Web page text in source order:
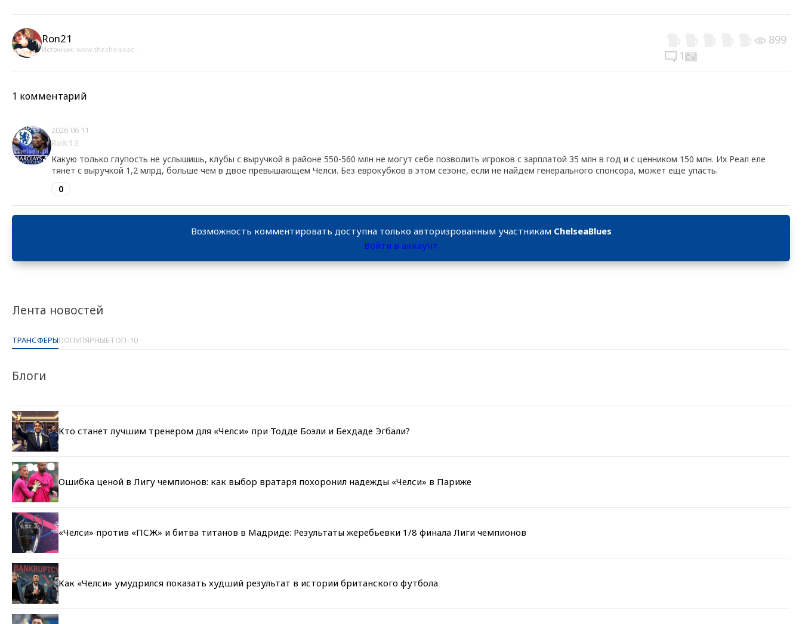
Лента новостей
ТРАНСФЕРЫПОПУЛЯРНЫЕТОП-10
Блоги
Кто станет лучшим тренером для «Челси» при Тодде Боэли и Бехдаде Эгбали?
Ошибка ценой в Лигу чемпионов: как выбор вратаря похоронил надежды «Челси» в Париже
«Челси» против «ПСЖ» и битва титанов в Мадриде: Результаты жеребьевки 1/8 финала Лиги чемпионов
Как «Челси» умудрился показать худший результат в истории британского футбола
Ron21
Источник: www.thechelseac...
899
1
1 комментарий
2026-06-11
Rok13
Какую только глупость не услышишь, клубы с выручкой в районе 550-560 млн не могут себе позволить игроков с зарплатой 35 млн в год и с ценником 150 млн. Их Реал еле
тянет с выручкой 1,2 млрд, больше чем в двое превышающем Челси. Без еврокубков в этом сезоне, если не найдем генерального спонсора, может еще упасть.
0
Возможность комментировать доступна только авторизрованным участникам ChelseaBlues
Войти в аккаунт